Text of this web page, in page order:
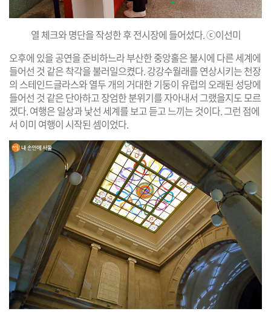
열 체크와 명단을 작성한 후 전시장에 들어섰다. ⓒ이선미
오후에 있을 공연을 준비하느라 부산한 중앙홀은 불시에 다른 세계에
들어선 것 같은 착각을 불러일으켰다. 강강수월래를 연상시키는 천장
의 스테인드글라스와 열두 개의 거대한 기둥이 유럽의 오래된 성당에
들어선 것 같은 단아하고 장엄한 분위기를 자아내서 그랬을지도 모르
겠다. 여행은 일상과 낯선 세계를 보고 듣고 느끼는 것이다. 그런 점에
서 이미 여행이 시작된 셈이었다.